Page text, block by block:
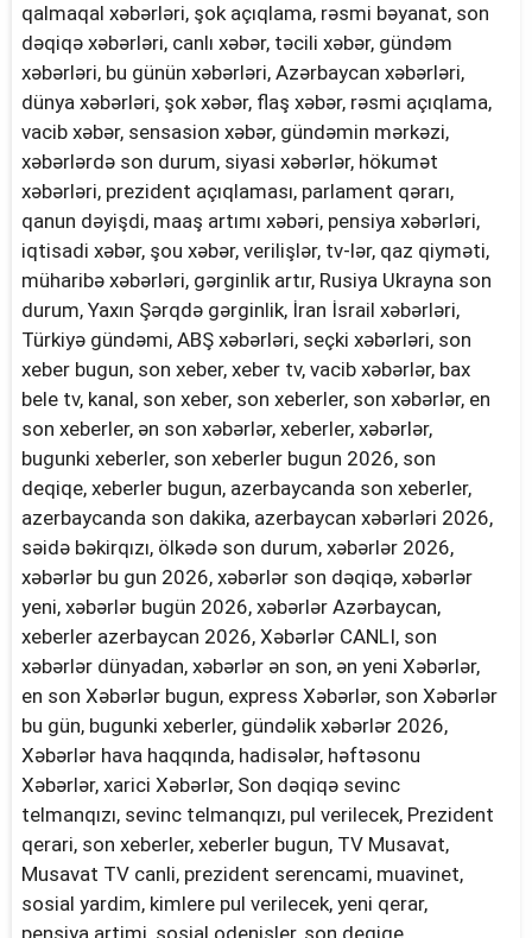
qalmaqal xəbərləri, şok açıqlama, rəsmi bəyanat, son
dəqiqə xəbərləri, canlı xəbər, təcili xəbər, gündəm
xəbərləri, bu günün xəbərləri, Azərbaycan xəbərləri,
dünya xəbərləri, şok xəbər, flaş xəbər, rəsmi açıqlama,
vacib xəbər, sensasion xəbər, gündəmin mərkəzi,
xəbərlərdə son durum, siyasi xəbərlər, hökumət
xəbərləri, prezident açıqlaması, parlament qərarı,
qanun dəyişdi, maaş artımı xəbəri, pensiya xəbərləri,
iqtisadi xəbər, şou xəbər, verilişlər, tv-lər, qaz qiyməti,
müharibə xəbərləri, gərginlik artır, Rusiya Ukrayna son
durum, Yaxın Şərqdə gərginlik, İran İsrail xəbərləri,
Türkiyə gündəmi, ABŞ xəbərləri, seçki xəbərləri, son
xeber bugun, son xeber, xeber tv, vacib xəbərlər, bax
bele tv, kanal, son xeber, son xeberler, son xəbərlər, en
son xeberler, ən son xəbərlər, xeberler, xəbərlər,
bugunki xeberler, son xeberler bugun 2026, son
deqiqe, xeberler bugun, azerbaycanda son xeberler,
azerbaycanda son dakika, azerbaycan xəbərləri 2026,
səidə bəkirqızı, ölkədə son durum, xəbərlər 2026,
xəbərlər bu gun 2026, xəbərlər son dəqiqə, xəbərlər
yeni, xəbərlər bugün 2026, xəbərlər Azərbaycan,
xeberler azerbaycan 2026, Xəbərlər CANLI, son
xəbərlər dünyadan, xəbərlər ən son, ən yeni Xəbərlər,
en son Xəbərlər bugun, express Xəbərlər, son Xəbərlər
bu gün, bugunki xeberler, gündəlik xəbərlər 2026,
Xəbərlər hava haqqında, hadisələr, həftəsonu
Xəbərlər, xarici Xəbərlər, Son dəqiqə sevinc
telmanqızı, sevinc telmanqızı, pul verilecek, Prezident
qerari, son xeberler, xeberler bugun, TV Musavat,
Musavat TV canli, prezident serencami, muavinet,
sosial yardim, kimlere pul verilecek, yeni qerar,